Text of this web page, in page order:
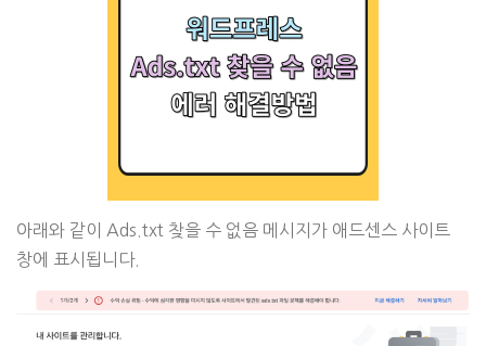
아래와 같이 Ads.txt 찾을 수 없음 메시지가 애드센스 사이트
창에 표시됩니다.